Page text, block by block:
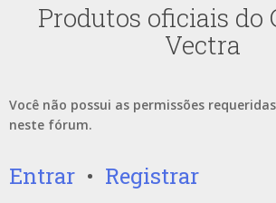
Produtos oficiais do
Vectra
Você não possui as permissões
neste fórum.
Entrar • Registrar